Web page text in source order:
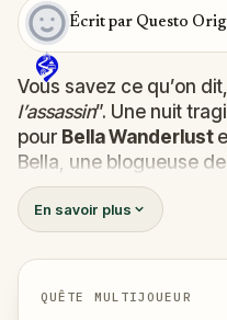
Écrit par Questo
Vous savez ce qu’on
l’assassin”. Une nuit
pour Bella Wanderlust
Bella, une blogueuse
retrouvéemorte
théâtralPercy Shadows
de découvrir la vérité.
Est-ce que ce meutre
fiancé obsessif ?
En savoir plus
QUÊTE MULTIJOUEUR